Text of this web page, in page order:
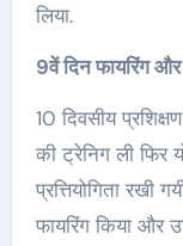
लिया.
9वें दिन फायरिंग और
10 दिवसीय
की ट्रेनिग ली फिर
प्रत्तियोगिता
फायरिंग किया और